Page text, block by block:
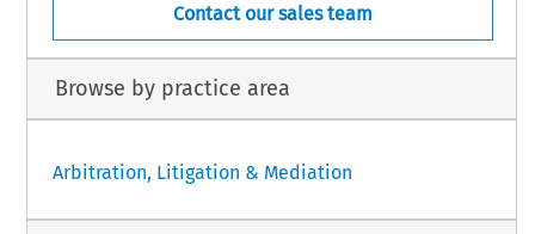
Contact our sales team
Browse by practice area
Arbitration, Litigation & Mediation